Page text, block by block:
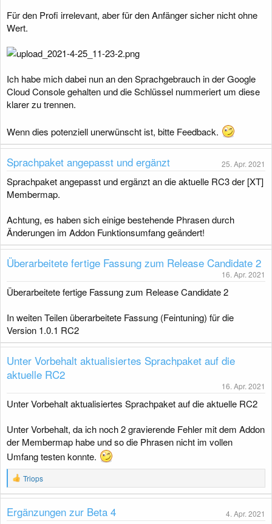
Für den Profi irrelevant, aber für den Anfänger sicher nicht ohne
Wert.
Ich habe mich dabei nun an den Sprachgebrauch in der Google
Cloud Console gehalten und die Schlüssel nummeriert um diese
klarer zu trennen.
Wenn dies potenziell unerwünscht ist, bitte Feedback.
Sprachpaket angepasst und ergänzt 25. Apr. 2021
Sprachpaket angepasst und ergänzt an die aktuelle RC3 der [XT]
Membermap.
Achtung, es haben sich einige bestehende Phrasen durch
Änderungen im Addon Funktionsumfang geändert!
Überarbeitete fertige Fassung zum Release Candidate 2
16. Apr. 2021
Überarbeitete fertige Fassung zum Release Candidate 2
In weiten Teilen überarbeitete Fassung (Feintuning) für die
Version 1.0.1 RC2
Unter Vorbehalt aktualisiertes Sprachpaket auf die
aktuelle RC2
16. Apr. 2021
Unter Vorbehalt aktualisiertes Sprachpaket auf die aktuelle RC2
Unter Vorbehalt, da ich noch 2 gravierende Fehler mit dem Addon
der Membermap habe und so die Phrasen nicht im vollen
Umfang testen konnte.
R
e
a
t
Triops
Ergänzungen zur Beta 4 4. Apr. 2021